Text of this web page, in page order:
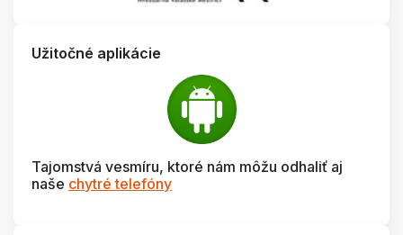
Užitočné aplikácie
Tajomstvá vesmíru, ktoré nám môžu odhaliť aj
naše chytré telefóny